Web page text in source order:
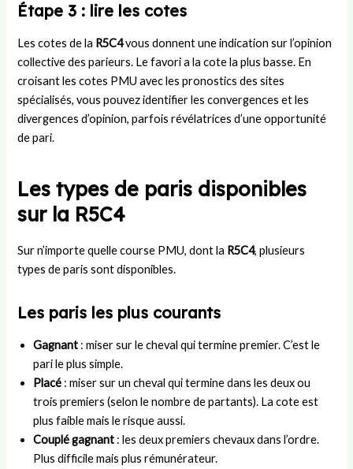
Étape 3 : lire les cotes
Les cotes de la R5C4vous donnent une indication sur l’opinion
collective des parieurs. Le favori a la cote la plus basse. En
croisant les cotes PMU avec les pronostics des sites
spécialisés, vous pouvez identifier les convergences et les
divergences d’opinion, parfois révélatrices d’une opportunité
de pari.
Les types de paris disponibles
sur la R5C4
Sur n’importe quelle course PMU, dont la R5C4, plusieurs
types de paris sont disponibles.
Les paris les plus courants
Gagnant : miser sur le cheval qui termine premier. C’est le
pari le plus simple.
Placé : miser sur un cheval qui termine dans les deux ou
trois premiers (selon le nombre de partants). La cote est
plus faible mais le risque aussi.
Couplé gagnant : les deux premiers chevaux dans l’ordre.
Plus difficile mais plus rémunérateur.